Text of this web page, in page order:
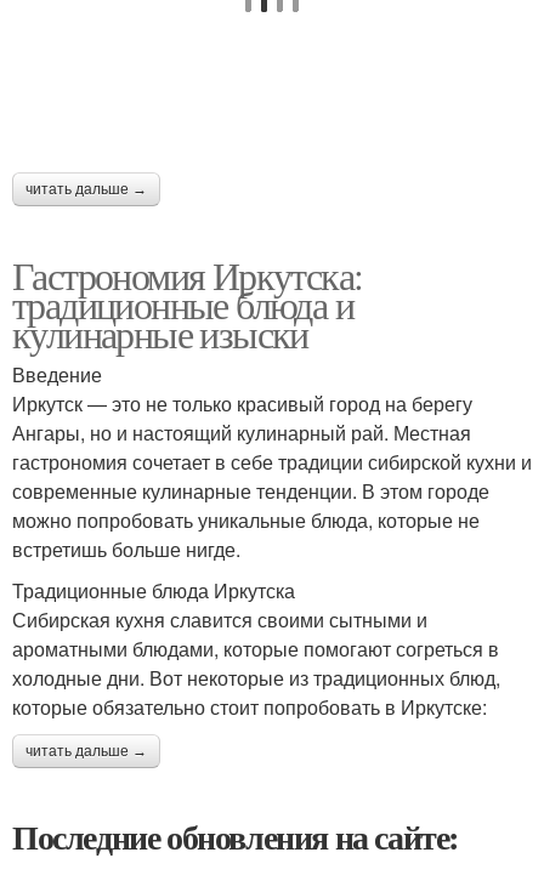
читать дальше →
Гастрономия Иркутска:
традиционные блюда и
кулинарные изыски
Введение
Иркутск — это не только красивый город на берегу
Ангары, но и настоящий кулинарный рай. Местная
гастрономия сочетает в себе традиции сибирской кухни и
современные кулинарные тенденции. В этом городе
можно попробовать уникальные блюда, которые не
встретишь больше нигде.
Традиционные блюда Иркутска
Сибирская кухня славится своими сытными и
ароматными блюдами, которые помогают согреться в
холодные дни. Вот некоторые из традиционных блюд,
которые обязательно стоит попробовать в Иркутске:
читать дальше →
Последние обновления на сайте: